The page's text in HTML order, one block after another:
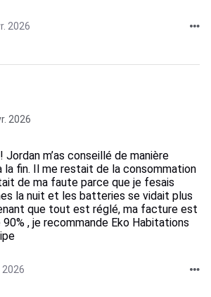
2026
2026
m’as conseillé de manière
fin. Il me restait de la consommation
de ma faute parce que je fesais
la nuit et les batteries se vidait plus
que tout est réglé, ma facture est
, je recommande Eko Habitations
2026